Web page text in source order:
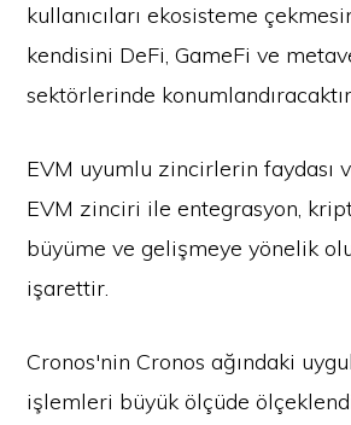
kullanıcıları ekosisteme
kendisini DeFi, GameFi ve
sektörlerinde
EVM uyumlu zincirlerin faydası
EVM zinciri ile entegrasyon,
büyüme ve gelişmeye yönelik
işarettir.
Cronos'nin Cronos ağındaki
işlemleri büyük ölçüde